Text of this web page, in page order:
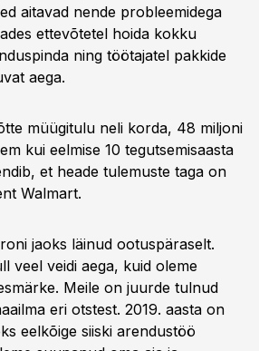
aitavad nende probleemidega
ettevõtetel hoida kokku
ning töötajatel pakkide
aega.
müügitulu neli korda, 48 miljoni
kui eelmise 10 tegutsemisaasta
et heade tulemuste taga on
Walmart.
jaoks läinud ootuspäraselt.
veel veidi aega, kuid oleme
Meile on juurde tulnud
eri otstest. 2019. aasta on
eelkõige siiski arendustöö